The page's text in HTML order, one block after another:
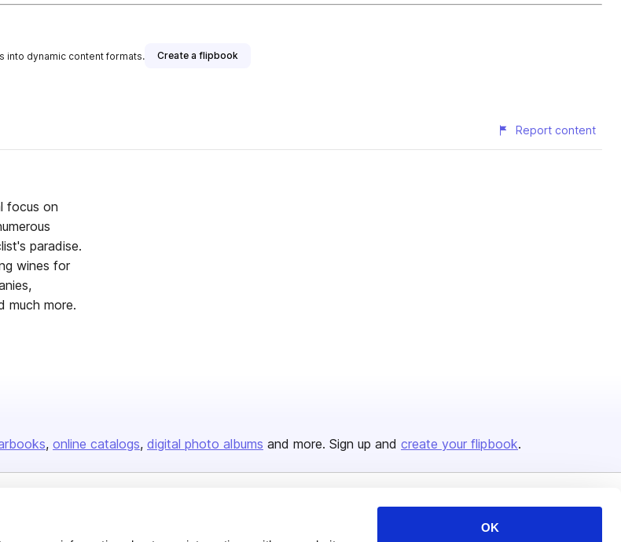
OK
into dynamic content formats. Create a flipbook
Report content
focus on
paradise.
wines for
much more.
online catalogs digital photo albums and more. Sign up and create your flipbook.